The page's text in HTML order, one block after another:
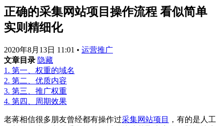
正确的采集网站项目操作流程 看似简单
实则精细化
2020年8月13日 11:01 • 运营推广
文章目录 隐藏
1. 第一、权重的域名
2. 第二、优质内容
3. 第三、推广权重
4. 第四、周期效果
老蒋相信很多朋友曾经都有操作过采集网站项目
，有的是人工